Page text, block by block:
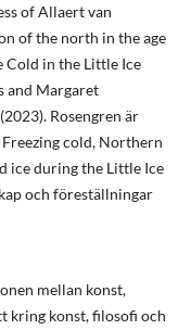
of Allaert van
of the north in the age
Cold in the Little Ice
and Margaret
Rosengren är
cold, Northern
ice during the Little Ice
och föreställningar
mellan konst,
kring konst, filosofi och